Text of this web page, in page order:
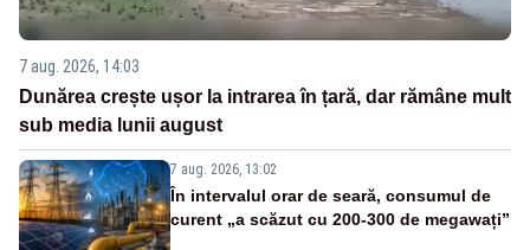
7 aug. 2026, 14:03
Dunărea crește ușor la intrarea în țară, dar rămâne mult
sub media lunii august
7 aug. 2026, 13:02
În intervalul orar de seară, consumul de
curent „a scăzut cu 200-300 de megawați”